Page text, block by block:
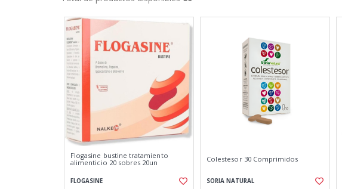
Flogasine bustine tratamiento
alimenticio 20 sobres 20un
FLOGASINE
Colestesor 30 Comprimidos
SORIA NATURAL